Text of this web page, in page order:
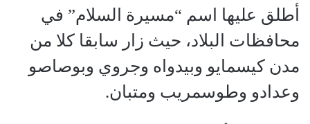
أطلق عليها اسم “مسيرة السلام” في
محافظات البلاد، حيث زار سابقا كلا من
مدن كيسمايو وبيدواه وجروي وبوصاصو
وعدادو وطوسمريب ومتبان.